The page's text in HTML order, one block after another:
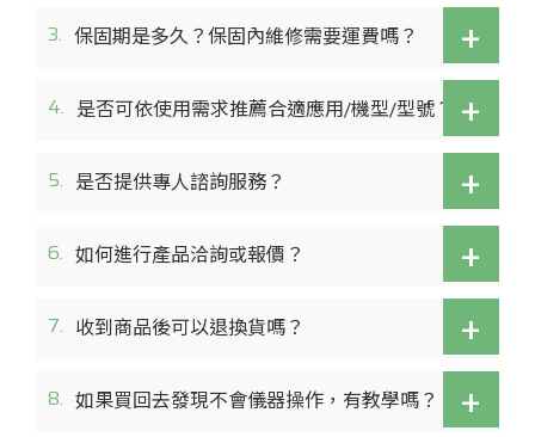
3. 保固期是多久？保固內維修需要運費嗎？ +
4. 是否可依使用需求推薦合適應用/機型/型號？ +
5. 是否提供專人諮詢服務？ +
6. 如何進行產品洽詢或報價？ +
7. 收到商品後可以退換貨嗎？ +
8. 如果買回去發現不會儀器操作，有教學嗎？ +